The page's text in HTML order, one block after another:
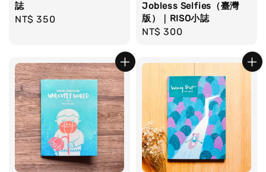
誌
Regular
NT$ 350
Jobless Selfies（臺灣
版）｜RISO小誌
Regular
NT$ 300